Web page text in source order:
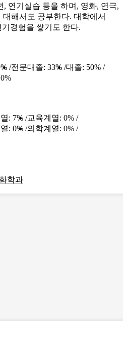
, 연기실습 등을 하며, 영화, 연극,
해서도 공부한다. 대학에서
경험을 쌓기도 한다.
전문대졸: 33% 대졸: 50%
0%
: 7% 교육계열: 0%
: 0% 의학계열: 0%
학과